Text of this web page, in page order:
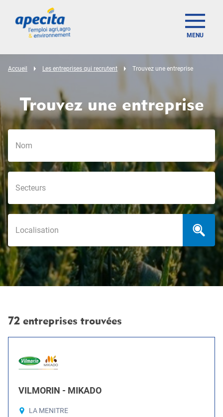
MENU
Accueil Les entreprises qui recrutent Trouvez une entreprise
Trouvez une entreprise
72 entreprises trouvées
VILMORIN - MIKADO
LA MENITRE